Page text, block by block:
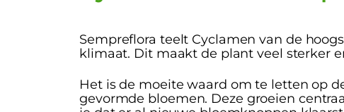
Sempreflora teelt Cyclamen van de
klimaat. Dit maakt de plant veel sterker
Het is de moeite waard om te letten op
gevormde bloemen. Deze groeien